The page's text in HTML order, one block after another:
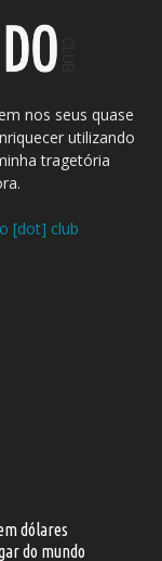
nos seus quase
utilizando
tragetória
[dot] club
dólares
do mundo